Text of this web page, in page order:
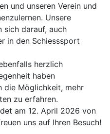
und unseren Verein und
Unsere
sich darauf, auch
in den Schiesssport
herzlich
haben
die Möglichkeit, mehr
zu erfahren.
am 12. April 2026 von
uns auf Ihren Besuch!